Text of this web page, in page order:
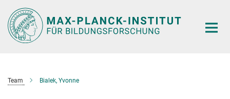
Hauptinhalt
Team Bialek, Yvonne